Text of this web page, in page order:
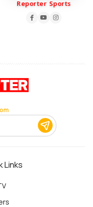
Reporter Sports
Links